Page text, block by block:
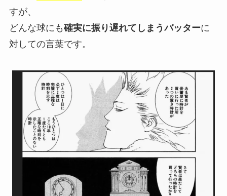
すが、
どんな球にも確実に振り遅れてしまうバッターに
対しての言葉です。